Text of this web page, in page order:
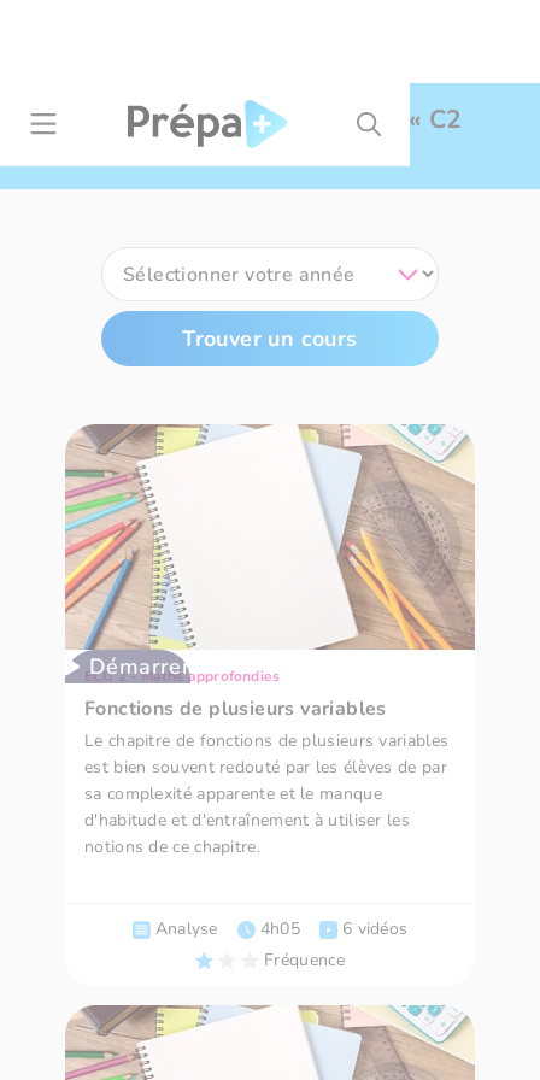
Résultats de recherche pour « C2
Trouver un cours
Démarrer
ECG 2 - Maths approfondies
Fonctions de plusieurs variables
Le chapitre de fonctions de plusieurs variables
est bien souvent redouté par les élèves de par
sa complexité apparente et le manque
d'habitude et d'entraînement à utiliser les
notions de ce chapitre.
Analyse 4h05
6 vidéos
Fréquence